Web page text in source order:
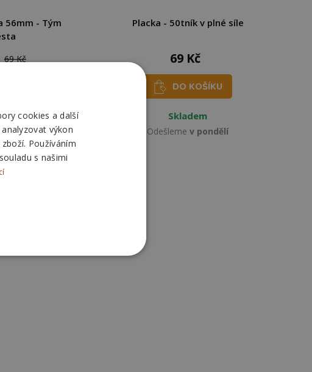
56mm - Tým
69 Kč
v pondělí
Placka - 50tník v plné síle
69 Kč
DO KOŠÍKU
Skladem
Odešleme v pondělí
cookies a další
výkon
Používáním
s našimi